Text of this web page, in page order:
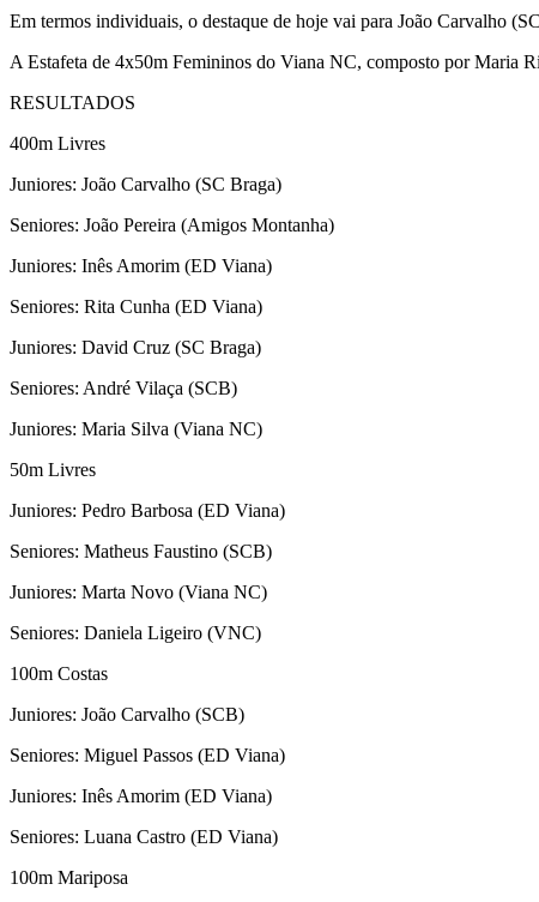
Em termos individuais, o destaque de hoje vai para João Carvalho
A Estafeta de 4x50m Femininos do Viana NC, composto por Maria
RESULTADOS
400m Livres
Juniores: João Carvalho (SC Braga)
Seniores: João Pereira (Amigos Montanha)
Juniores: Inês Amorim (ED Viana)
Seniores: Rita Cunha (ED Viana)
Juniores: David Cruz (SC Braga)
Seniores: André Vilaça (SCB)
Juniores: Maria Silva (Viana NC)
50m Livres
Juniores: Pedro Barbosa (ED Viana)
Seniores: Matheus Faustino (SCB)
Juniores: Marta Novo (Viana NC)
Seniores: Daniela Ligeiro (VNC)
100m Costas
Juniores: João Carvalho (SCB)
Seniores: Miguel Passos (ED Viana)
Juniores: Inês Amorim (ED Viana)
Seniores: Luana Castro (ED Viana)
100m Mariposa